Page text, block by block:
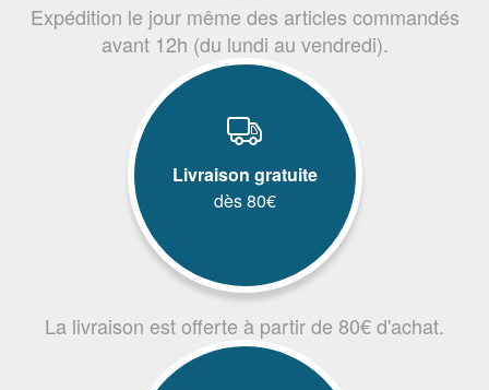
Expédition le jour même des articles commandés
avant 12h (du lundi au vendredi).
Livraison gratuite
dès 80€
La livraison est offerte à partir de 80€ d'achat.